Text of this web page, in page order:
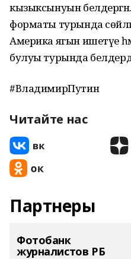
кызыксынуын
форматы турында
Америка ягын ишетүе
булуы турында
#ВладимирПутин
Читайте нас
Партнеры
Фотобанк
журналистов РБ